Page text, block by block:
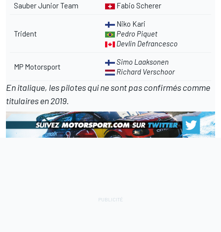
Sauber Junior Team Fabio Scherer
Trident
Niko Kari
Pedro Piquet
Devlin Defrancesco
MP Motorsport
Simo Laaksonen
Richard Verschoor
En italique, les pilotes qui ne sont pas confirmés comme
titulaires en 2019.